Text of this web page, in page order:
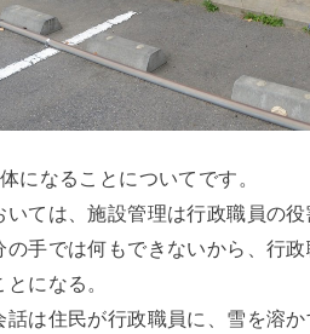
になることについてです。
いては、施設管理は行政職員の
手では何もできないから、行
になる。
話は住民が行政職員に、雪を溶